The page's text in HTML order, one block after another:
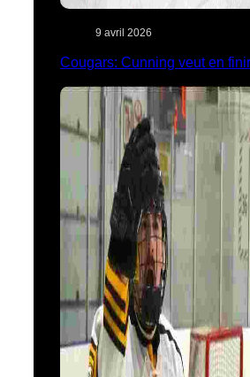
9 avril 2026
Cougars: Cunning veut en